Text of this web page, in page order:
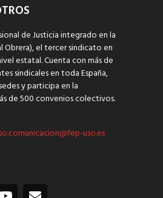
de Justicia integrado en la
Obrera), el tercer sindicato en
estatal. Cuenta con más de
sindicales en toda España,
y participa en la
de 500 convenios colectivos.
uso.es